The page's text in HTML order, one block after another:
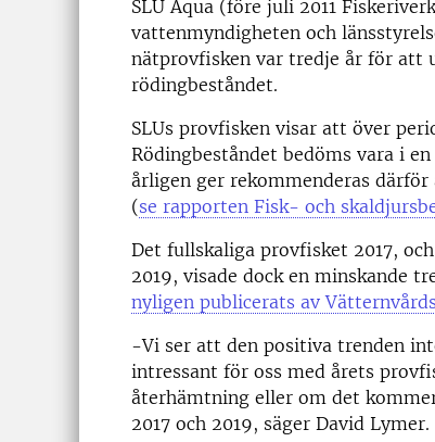
SLU Aqua (före juli 2011
vattenmyndigheten och
nätprovfisken var tredje år för att
rödingbeståndet.
SLUs provfisken visar att över
Rödingbeståndet bedöms vara i
årligen ger rekommenderas
(se rapporten Fisk- och
Det fullskaliga provfisket 2017,
2019, visade dock en minskande
nyligen publicerats av
-Vi ser att den positiva trenden
intressant för oss med årets
återhämtning eller om det
2017 och 2019, säger David Lymer.